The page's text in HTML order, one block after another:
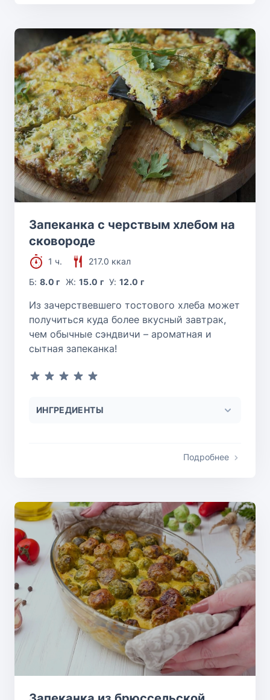
Запеканка с черствым хлебом на
сковороде
1 ч.
217.0 ккал
Б:8.0 г Ж: 15.0 г У:12.0 г
Из зачерствевшего тостового хлеба может
получиться куда более вкусный завтрак,
чем обычные сэндвичи – ароматная и
сытная запеканка!
ИНГРЕДИЕНТЫ
Подробнее